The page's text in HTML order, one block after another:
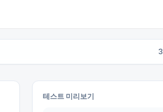
3
테스트 미리보기